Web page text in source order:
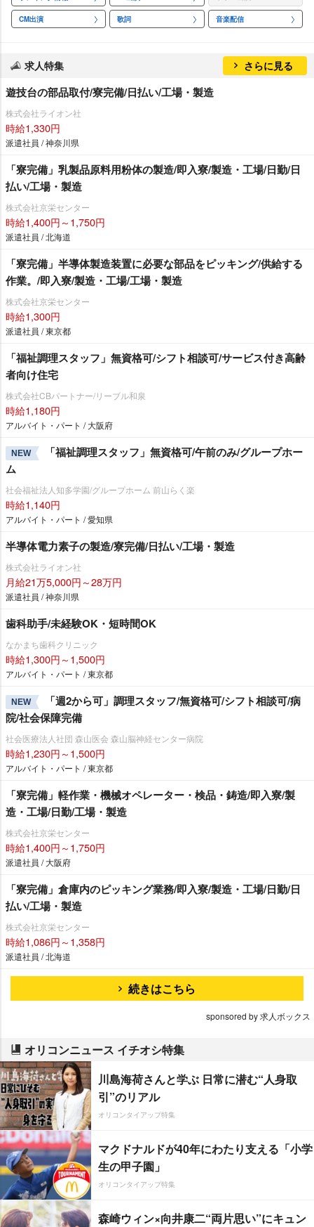
CM出演 歌詞 音楽配信
求人特集 さらに見る
遊技台の部品取付/寮完備/日払い/工場・製造
株式会社ライオン社
時給1,330円
派遣社員 / 神奈川県
「寮完備」乳製品原料用粉体の製造/即入寮/製造・工場/日勤/日
払い/工場・製造
株式会社京栄センター
時給1,400円～1,750円
派遣社員 / 北海道
「寮完備」半導体製造装置に必要な部品をピッキング/供給する
作業。/即入寮/製造・工場/工場・製造
株式会社京栄センター
時給1,300円
派遣社員 / 東京都
「福祉調理スタッフ」無資格可/シフト相談可/サービス付き高齢
者向け住宅
株式会社CBパートナー/リーブル和泉
時給1,180円
アルバイト・パート / 大阪府
NEW
「福祉調理スタッフ」無資格可/午前のみ/グループホー
ム
社会福祉法人知多学園/グループホーム 前山らく楽
時給1,140円
アルバイト・パート / 愛知県
半導体電力素子の製造/寮完備/日払い/工場・製造
株式会社ライオン社
月給21万5,000円～28万円
派遣社員 / 神奈川県
歯科助手/未経験OK・短時間OK
なかまち歯科クリニック
時給1,300円～1,500円
アルバイト・パート / 東京都
NEW
「週2から可」調理スタッフ/無資格可/シフト相談可/病
院/社会保障完備
社会医療法人社団 森山医会 森山脳神経センター病院
時給1,230円～1,500円
アルバイト・パート / 東京都
「寮完備」軽作業・機械オペレーター・検品・鋳造/即入寮/製
造・工場/日勤/工場・製造
株式会社京栄センター
時給1,400円～1,750円
派遣社員 / 大阪府
「寮完備」倉庫内のピッキング業務/即入寮/製造・工場/日勤/日
払い/工場・製造
株式会社京栄センター
時給1,086円～1,358円
派遣社員 / 北海道
続きはこちら
sponsored by 求人ボックス
オリコンニュース イチオシ特集
川島海荷さんと学ぶ 日常に潜む“人身取
引”のリアル
オリコンタイアップ特集
マクドナルドが40年にわたり支える「小学
生の甲子園」
オリコンタイアップ特集
森崎ウィン×向井康二“両片思い”にキュン